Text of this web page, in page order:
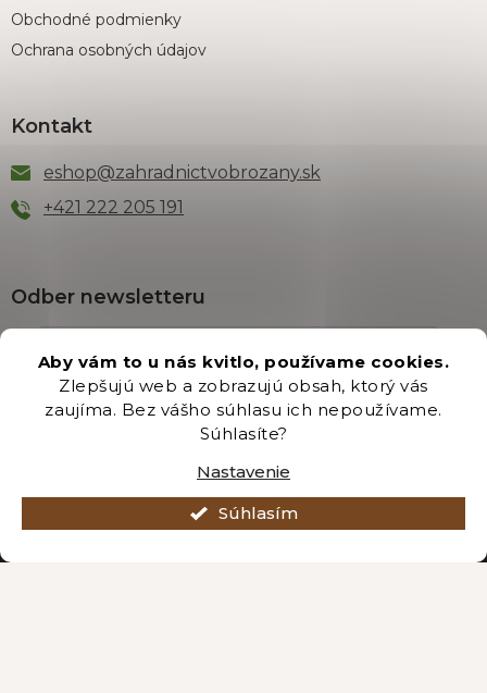
Aby vám to u nás kvitlo, používame cookies.
Zlepšujú web a zobrazujú obsah, ktorý vás
zaujíma. Bez vášho súhlasu ich nepoužívame.
Súhlasíte?
Nastavenie
Súhlasím
Obchodné podmienky
Ochrana osobných údajov
Kontakt
eshop@zahradnictvobrozany.sk
+421 222 205 191
Odber newsletteru
Vložením e-mailu súhlasíte s podmienkamiochrany
osobných údajov.